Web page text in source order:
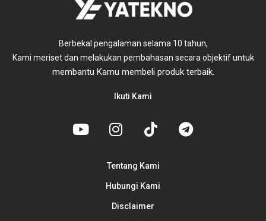
Berbekal pengalaman selama 10 tahun,
Kami meriset dan melakukan pembahasan secara objektifuntuk
membantu Kamu membeli produk terbaik.
Ikuti Kami
Tentang Kami
Hubungi Kami
Disclaimer